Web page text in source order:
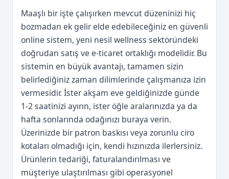
Maaşlı bir işte çalışırken mevcut düzeninizi hiç
bozmadan ek gelir elde edebileceğiniz en güvenli
online sistem, yeni nesil wellness sektöründeki
doğrudan satış ve e-ticaret ortaklığı modelidir. Bu
sistemin en büyük avantajı, tamamen sizin
belirlediğiniz zaman dilimlerinde çalışmanıza izin
vermesidir. İster akşam eve geldiğinizde günde
1-2 saatinizi ayırın, ister öğle aralarınızda ya da
hafta sonlarında odağınızı buraya verin.
Üzerinizde bir patron baskısı veya zorunlu ciro
kotaları olmadığı için, kendi hızınızda ilerlersiniz.
Ürünlerin tedariği, faturalandırılması ve
müşteriye ulaştırılması gibi operasyonel